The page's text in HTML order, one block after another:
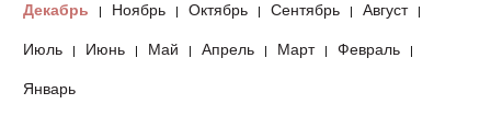
Декабрь | Ноябрь | Октябрь | Сентябрь | Август |
Июль | Июнь | Май | Апрель | Март | Февраль |
Январь